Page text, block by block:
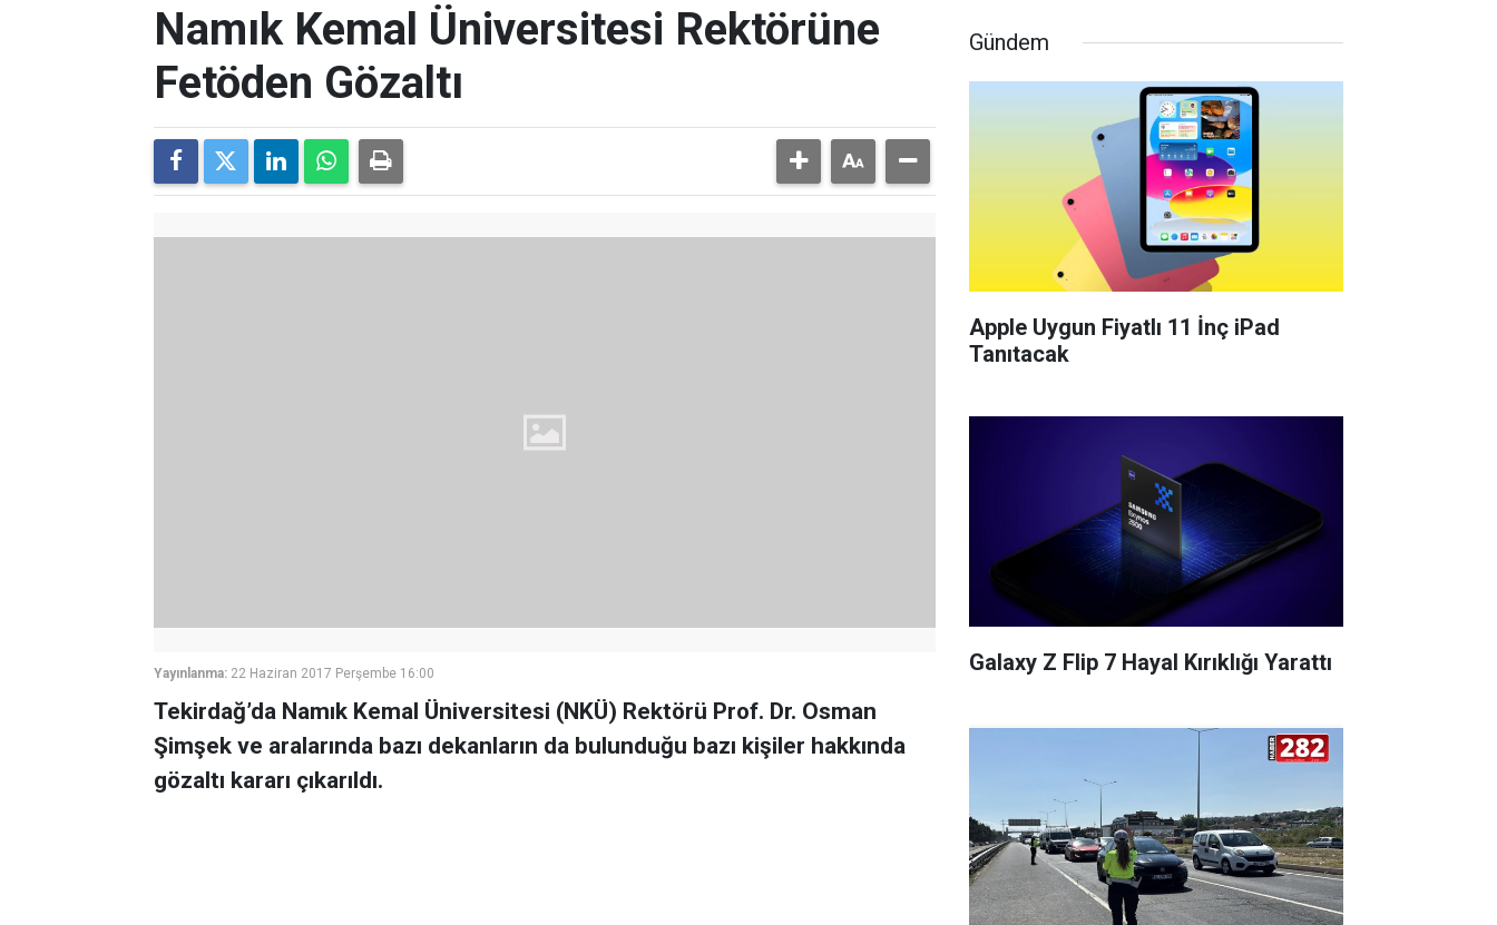
Namık Kemal Üniversitesi Rektörüne
Fetöden Gözaltı
Yayınlanma: 22 Haziran 2017 Perşembe 16:00
Tekirdağ’da Namık Kemal Üniversitesi (NKÜ) Rektörü Prof. Dr. Osman
Şimşek ve aralarında bazı dekanların da bulunduğu bazı kişiler hakkında
gözaltı kararı çıkarıldı.
Gündem
Apple Uygun Fiyatlı 11 İnç iPad
Tanıtacak
Galaxy Z Flip 7 Hayal Kırıklığı Yarattı